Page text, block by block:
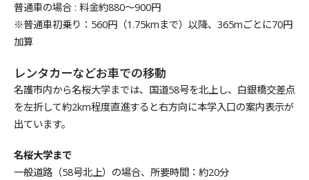
普通車の場合 : 料金約880～900円
※普通車初乗り：560円（1.75kmまで）以降、365mごとに70円
加算
レンタカーなどお車での移動
名護市内から名桜大学までは、国道58号を北上し、白銀橋交差点
を左折して約2km程度直進すると右方向に本学入口の案内表示が
出ています。
名桜大学まで
一般道路（58号北上）の場合、所要時間：約20分